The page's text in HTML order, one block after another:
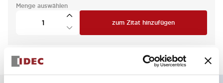
Menge auswählen
zum Zitat hinzufügen